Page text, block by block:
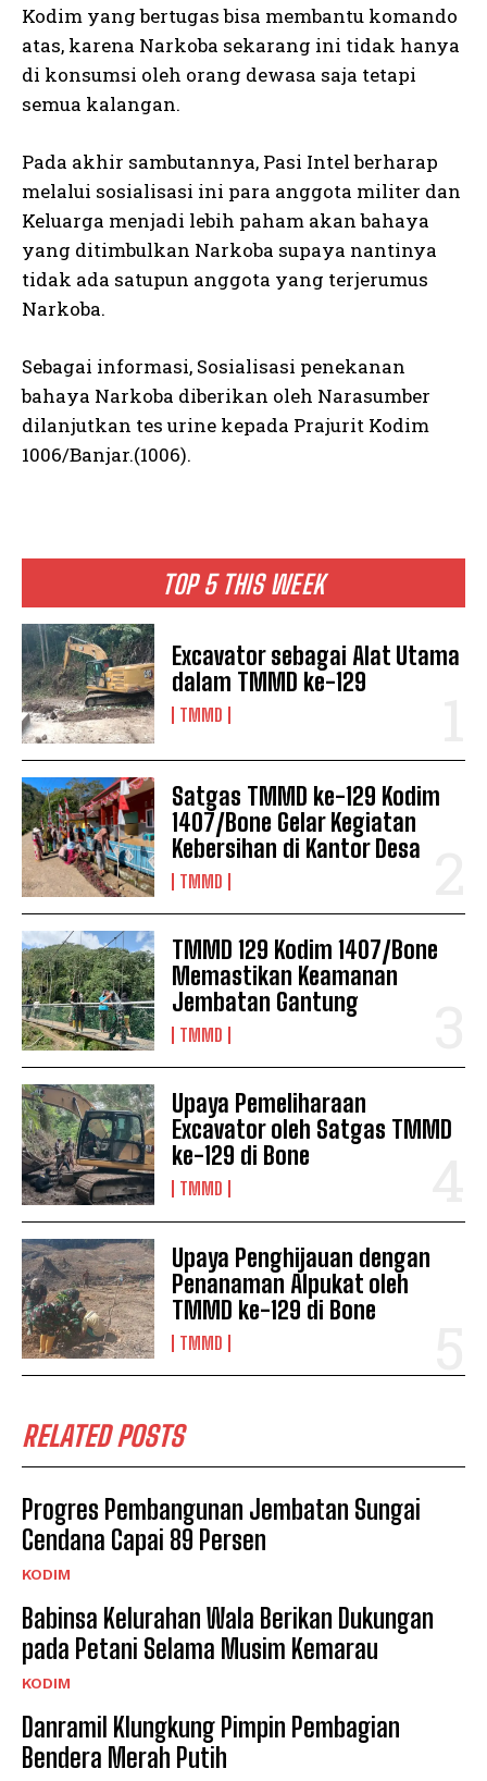
TOP 5 THIS WEEK
Excavator sebagai Alat Utama
dalam TMMD ke-129
TMMD
Satgas TMMD ke-129 Kodim
1407/Bone Gelar Kegiatan
Kebersihan di Kantor Desa
TMMD
TMMD 129 Kodim 1407/Bone
Memastikan Keamanan
Jembatan Gantung
TMMD
Upaya Pemeliharaan
Excavator oleh Satgas TMMD
ke-129 di Bone
TMMD
Upaya Penghijauan dengan
Penanaman Alpukat oleh
TMMD ke-129 di Bone
TMMD
RELATED POSTS
Progres Pembangunan Jembatan Sungai
Cendana Capai 89 Persen
KODIM
Babinsa Kelurahan Wala Berikan Dukungan
pada Petani Selama Musim Kemarau
KODIM
Danramil Klungkung Pimpin Pembagian
Bendera Merah Putih
Kodim yang bertugas bisa membantu komando
atas, karena Narkoba sekarang ini tidak hanya
di konsumsi oleh orang dewasa saja tetapi
semua kalangan.
Pada akhir sambutannya, Pasi Intel berharap
melalui sosialisasi ini para anggota militer dan
Keluarga menjadi lebih paham akan bahaya
yang ditimbulkan Narkoba supaya nantinya
tidak ada satupun anggota yang terjerumus
Narkoba.
Sebagai informasi, Sosialisasi penekanan
bahaya Narkoba diberikan oleh Narasumber
dilanjutkan tes urine kepada Prajurit Kodim
1006/Banjar.(1006).